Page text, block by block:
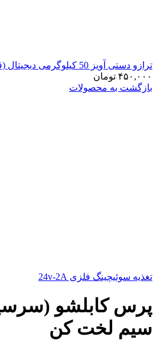
ترازو دستی آویز 50 کیلوگرمی دیجیتال (قلاب دار) پرتابل
۴۵۰,۰۰۰ تومان
بازگشت به محصولات
تغذیه سوئیچینگ فلزی 24v-2A
پرس کابلشو
سیم لخت کن